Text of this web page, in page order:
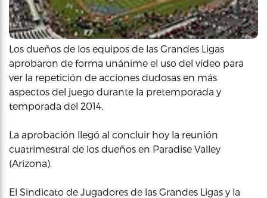
Los dueños de los equipos de las Grandes Ligas
aprobaron de forma unánime el uso del vídeo para
ver la repetición de acciones dudosas en más
aspectos del juego durante la pretemporada y
temporada del 2014.
La aprobación llegó al concluir hoy la reunión
cuatrimestral de los dueños en Paradise Valley
(Arizona).
El Sindicato de Jugadores de las Grandes Ligas y la